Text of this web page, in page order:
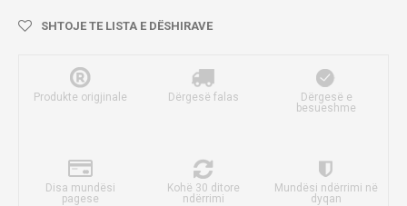
SHTOJE TE LISTA E DËSHIRAVE
Produkte origjinale Dërgesë falas
Dërgesë e
besueshme
Disa mundësi
pagese
Kohë 30 ditore
ndërrimi
Mundësi ndërrimi në
dyqan